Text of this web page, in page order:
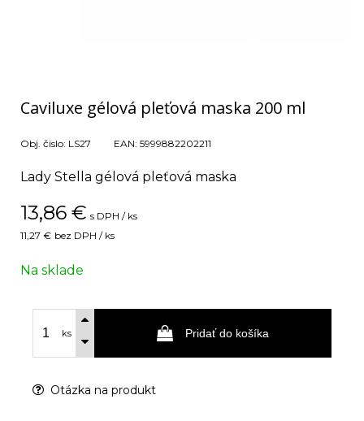
Caviluxe gélová pleťová maska 200 ml
Obj. čislo: LS27 EAN: 5999882202211
Lady Stella gélová pleťová maska
13,86 € s DPH / ks
11,27 € bez DPH / ks
Na sklade
ks Pridať do košíka
Otázka na produkt